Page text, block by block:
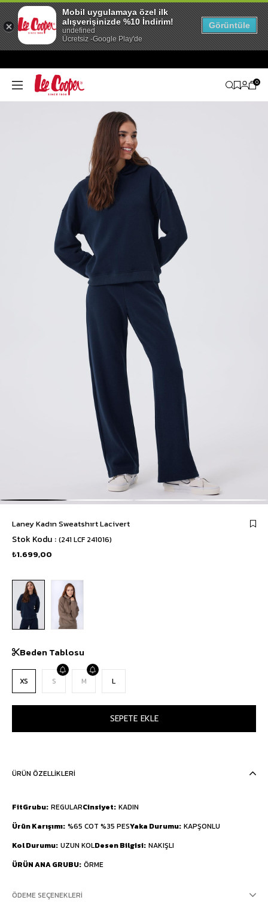
0
Laney Kadın Sweatshırt Lacivert
Stok Kodu (241 LCF 241016)
₺1.699,00
Beden Tablosu
XS S M L
ÜRÜN ÖZELLIKLERI
FitGrubu REGULARCinsiyet KADIN
Ürün Karışımı %65 COT %35 PESYaka Durumu KAPŞONLU
Kol Durumu UZUN KOLDesen Bilgisi NAKIŞLI
ÜRÜN ANA GRUBU ÖRME
ÖDEME SEÇENEKLERI
Mobil uygulamaya özel ilk
alışverişinizde %10 İndirim!
undefined
Ücretsiz -Google Play'de
Görüntüle